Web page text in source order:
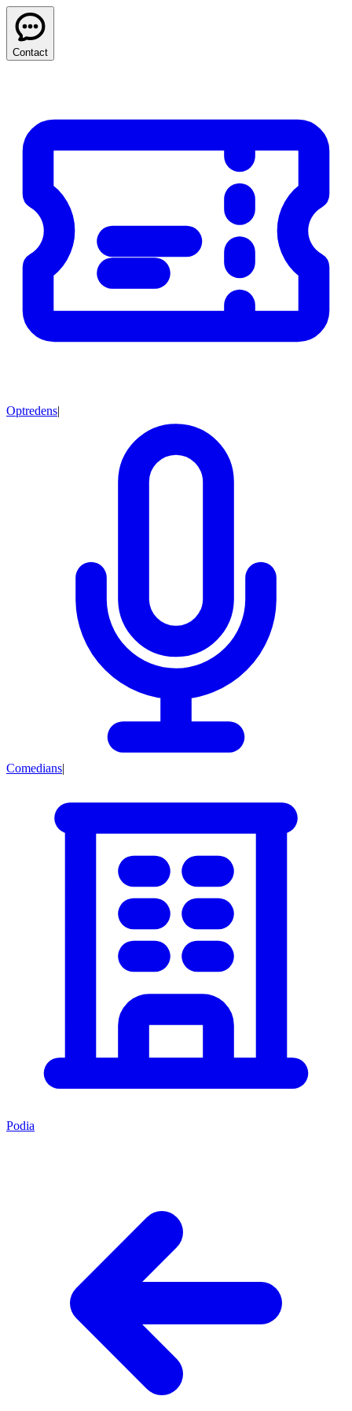
Contact
Optredens|
Comedians|
Podia